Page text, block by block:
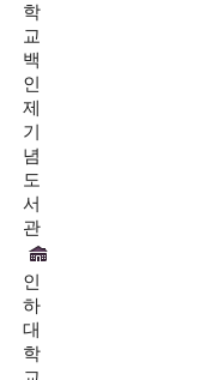
학
교
백
인
제
기
념
도
서
관
인
하
대
학